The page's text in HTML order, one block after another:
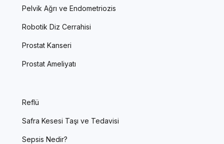
Pelvik Ağrı ve Endometriozis
Robotik Diz Cerrahisi
Prostat Kanseri
Prostat Ameliyatı
Reflü
Safra Kesesi Taşı ve Tedavisi
Sepsis Nedir?